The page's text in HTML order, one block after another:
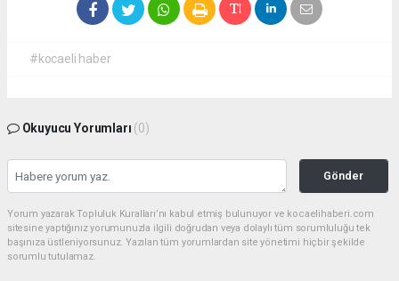
#kocaeli haber
Okuyucu Yorumları (0)
Gönder
Yorum yazarak Topluluk Kuralları’nı kabul etmiş bulunuyor ve kocaelihaberi.com
sitesine yaptığınız yorumunuzla ilgili doğrudan veya dolaylı tüm sorumluluğu tek
başınıza üstleniyorsunuz. Yazılan tüm yorumlardan site yönetimi hiçbir şekilde
sorumlu tutulamaz.